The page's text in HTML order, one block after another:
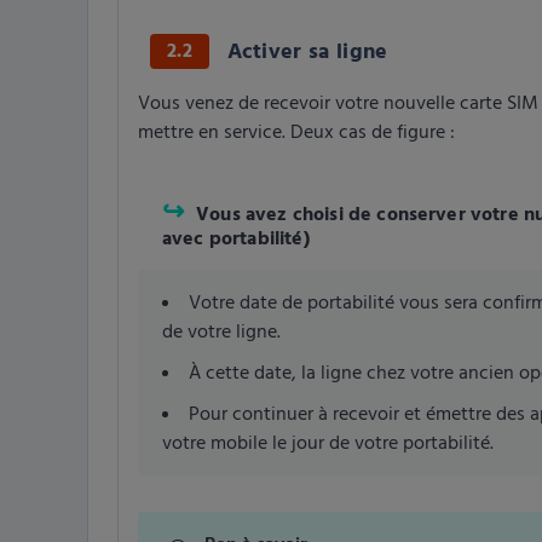
2.2 Activer sa ligne
Vous venez de recevoir votre nouvelle carte
mettre en service. Deux cas de figure :
Vous avez choisi de conserver votre
avec portabilité)
Votre date de portabilité vous sera
de votre ligne.
À cette date, la ligne chez votre ancien
Pour continuer à recevoir et émettre des
votre mobile le jour de votre portabilité.